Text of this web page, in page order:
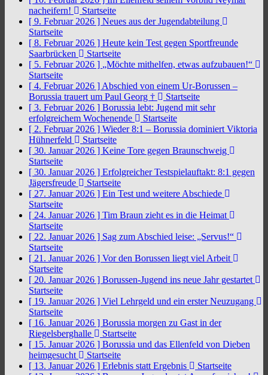
nacheifern!
Startseite
[ 9. Februar 2026 ] Neues aus der Jugendabteilung
Startseite
[ 8. Februar 2026 ] Heute kein Test gegen Sportfreunde
Saarbrücken
Startseite
[ 5. Februar 2026 ] „Möchte mithelfen, etwas aufzubauen!“
Startseite
[ 4. Februar 2026 ] Abschied von einem Ur-Borussen –
Borussia trauert um Paul Georg †
Startseite
[ 3. Februar 2026 ] Borussia lebt: Jugend mit sehr
erfolgreichem Wochenende
Startseite
[ 2. Februar 2026 ] Wieder 8:1 – Borussia dominiert Viktoria
Hühnerfeld
Startseite
[ 30. Januar 2026 ] Keine Tore gegen Braunschweig
Startseite
[ 30. Januar 2026 ] Erfolgreicher Testspielauftakt: 8:1 gegen
Jägersfreude
Startseite
[ 27. Januar 2026 ] Ein Test und weitere Abschiede
Startseite
[ 24. Januar 2026 ] Tim Braun zieht es in die Heimat
Startseite
[ 22. Januar 2026 ] Sag zum Abschied leise: „Servus!“
Startseite
[ 21. Januar 2026 ] Vor den Borussen liegt viel Arbeit
Startseite
[ 20. Januar 2026 ] Borussen-Jugend ins neue Jahr gestartet
Startseite
[ 19. Januar 2026 ] Viel Lehrgeld und ein erster Neuzugang
Startseite
[ 16. Januar 2026 ] Borussia morgen zu Gast in der
Riegelsberghalle
Startseite
[ 15. Januar 2026 ] Borussia und das Ellenfeld von Dieben
heimgesucht
Startseite
[ 13. Januar 2026 ] Erlebnis statt Ergebnis
Startseite